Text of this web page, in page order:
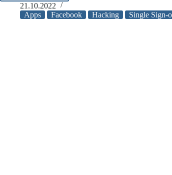
NRW:
Warnt
21.10.2022
Apps
Facebook Hacking Single Sign-